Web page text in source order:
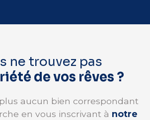
ne trouvez pas
de vos rêves ?
aucun bien correspondant
en vous inscrivant à notre